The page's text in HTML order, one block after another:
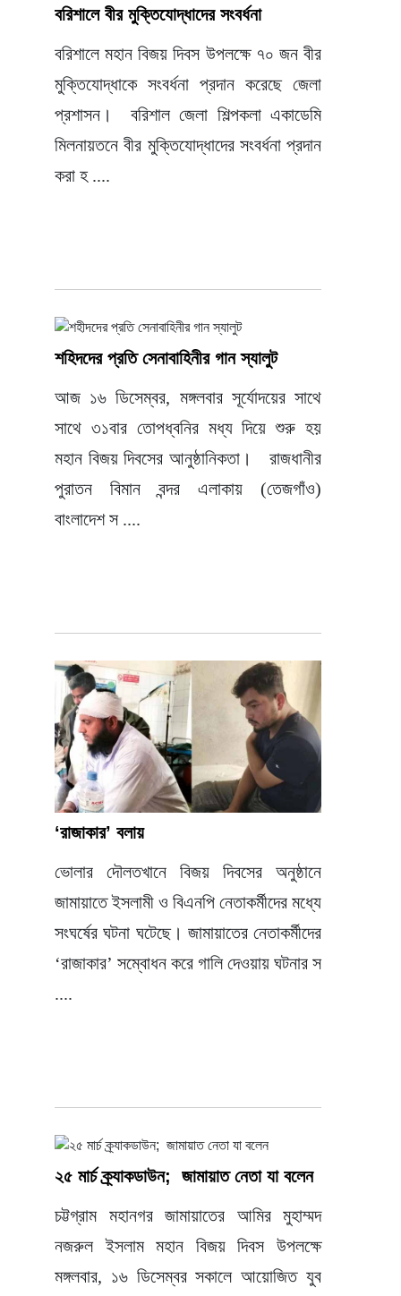
বরিশালে বীর মুক্তিযোদ্ধাদের সংবর্ধনা
বরিশালে মহান বিজয় দিবস উপলক্ষে ৭০ জন বীর
মুক্তিযোদ্ধাকে সংবর্ধনা প্রদান করেছে জেলা
প্রশাসন। বরিশাল জেলা শিল্পকলা একাডেমি
মিলনায়তনে বীর মুক্তিযোদ্ধাদের সংবর্ধনা প্রদান
করা হ ....
শহিদদের প্রতি সেনাবাহিনীর গান স্যালুট
আজ ১৬ ডিসেম্বর, মঙ্গলবার সূর্যোদয়ের সাথে
সাথে ৩১বার তোপধ্বনির মধ্য দিয়ে শুরু হয়
মহান বিজয় দিবসের আনুষ্ঠানিকতা। রাজধানীর
পুরাতন বিমান বন্দর এলাকায় (তেজগাঁও)
বাংলাদেশ স ....
‘রাজাকার’ বলায়
ভোলার দৌলতখানে বিজয় দিবসের অনুষ্ঠানে
জামায়াতে ইসলামী ও বিএনপি নেতাকর্মীদের মধ্যে
সংঘর্ষের ঘটনা ঘটেছে। জামায়াতের নেতাকর্মীদের
‘রাজাকার’ সম্বোধন করে গালি দেওয়ায় ঘটনার স
....
২৫ মার্চ ক্র্যাকডাউন; জামায়াত নেতা যা বলেন
চট্টগ্রাম মহানগর জামায়াতের আমির মুহাম্মদ
নজরুল ইসলাম মহান বিজয় দিবস উপলক্ষে
মঙ্গলবার, ১৬ ডিসেম্বর সকালে আয়োজিত যুব